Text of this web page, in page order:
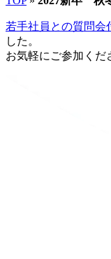
若手社員との質問会
した。
お気軽にご参加くだ